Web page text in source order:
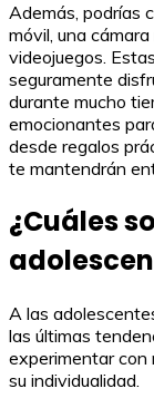
Además, podrías
móvil, una
videojuegos.
seguramente
durante mucho
emocionantes
desde regalos
te mantendrán
¿Cuáles
A las
las últimas
experimentar con
su individualidad.